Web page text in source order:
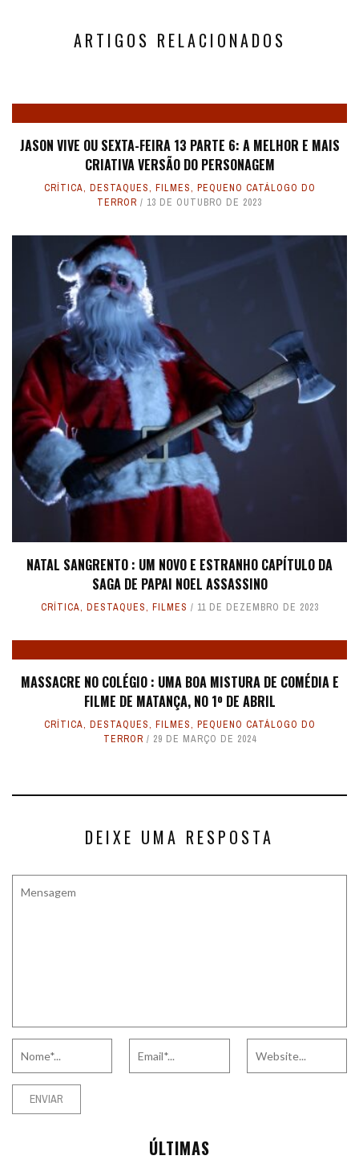
ARTIGOS RELACIONADOS
JASON VIVE OU SEXTA-FEIRA 13 PARTE 6: A MELHOR E MAIS
CRIATIVA VERSÃO DO PERSONAGEM
CRÍTICA, DESTAQUES, FILMES, PEQUENO CATÁLOGO DO
TERROR
13 DE OUTUBRO DE 2023
NATAL SANGRENTO : UM NOVO E ESTRANHO CAPÍTULO DA
SAGA DE PAPAI NOEL ASSASSINO
CRÍTICA, DESTAQUES, FILMES 11 DE DEZEMBRO DE 2023
MASSACRE NO COLÉGIO : UMA BOA MISTURA DE COMÉDIA E
FILME DE MATANÇA, NO 1º DE ABRIL
CRÍTICA, DESTAQUES, FILMES, PEQUENO CATÁLOGO DO
TERROR
29 DE MARÇO DE 2024
DEIXE UMA RESPOSTA
ÚLTIMAS